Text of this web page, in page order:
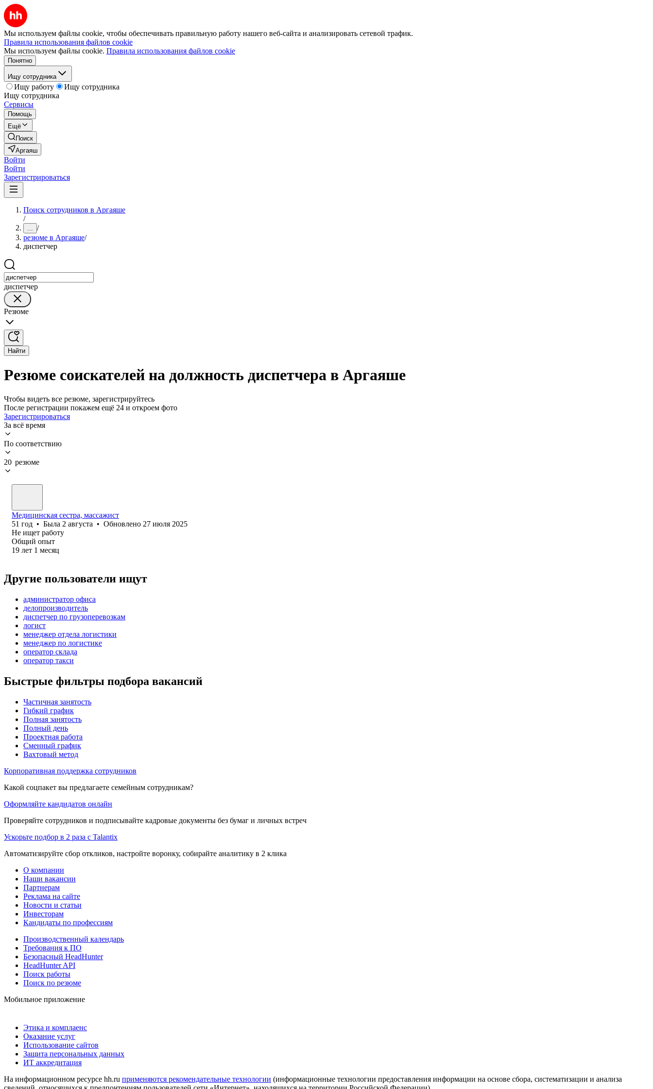
Мы используем файлы cookie, чтобы обеспечивать правильную работу нашего веб-сайта и анализировать сетевой трафик.
Правила использования файлов cookie
Мы используем файлы cookie. Правила использования файлов cookie
Понятно
Ищу сотрудника
Ищу работу
Ищу сотрудника
Ищу сотрудника
Сервисы
Помощь
Ещё
Поиск
Аргаяш
Войти
Войти
Зарегистрироваться
Поиск сотрудников в Аргаяше
/
... /
резюме в Аргаяше/
диспетчер
диспетчер
Резюме
Найти
Резюме соискателей на должность диспетчера в Аргаяше
Чтобы видеть все резюме, зарегистрируйтесь
После регистрации покажем ещё 24 и откроем фото
Зарегистрироваться
За всё время
По соответствию
20 резюме
Медицинская сестра, массажист
51 год • Была 2 августа • Обновлено 27 июля 2025
Не ищет работу
Общий опыт
19 лет 1 месяц
Другие пользователи ищут
администратор офиса
делопроизводитель
диспетчер по грузоперевозкам
логист
менеджер отдела логистики
менеджер по логистике
оператор склада
оператор такси
Быстрые фильтры подбора вакансий
Частичная занятость
Гибкий график
Полная занятость
Полный день
Проектная работа
Сменный график
Вахтовый метод
Корпоративная поддержка сотрудников
Какой соцпакет вы предлагаете семейным сотрудникам?
Оформляйте кандидатов онлайн
Проверяйте сотрудников и подписывайте кадровые документы без бумаг и личных встреч
Ускорьте подбор в 2 раза с Talantix
Автоматизируйте сбор откликов, настройте воронку, собирайте аналитику в 2 клика
О компании
Наши вакансии
Партнерам
Реклама на сайте
Новости и статьи
Инвесторам
Кандидаты по профессиям
Производственный календарь
Требования к ПО
Безопасный HeadHunter
HeadHunter API
Поиск работы
Поиск по резюме
Мобильное приложение
Этика и комплаенс
Оказание услуг
Использование сайтов
Защита персональных данных
ИТ аккредитация
На информационном ресурсе hh.ru применяются рекомендательные технологии (информационные технологии предоставления информации на основе сбора, систематизации и анализа